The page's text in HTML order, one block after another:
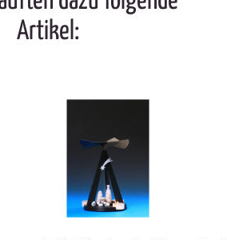
Artikel: